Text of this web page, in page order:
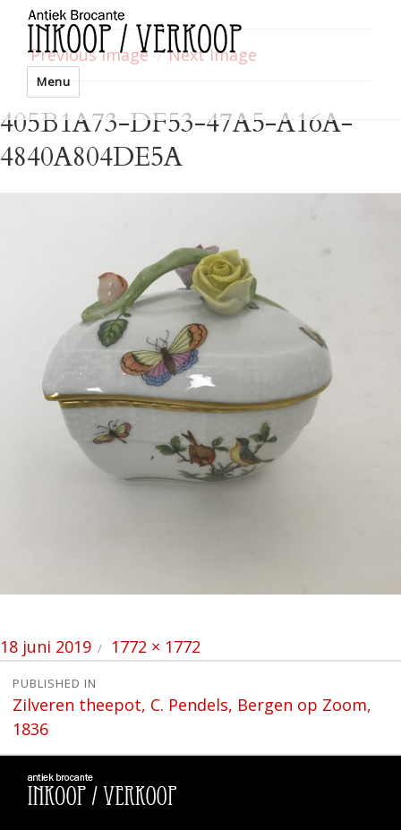
Menu
Previous Image Next Image
405B1A73-DF53-47A5-A16A-
4840A804DE5A
Posted
on
18 juni 2019
Full
size
1772 × 1772
Bericht
navigatie
PUBLISHED IN
Zilveren theepot, C. Pendels, Bergen op Zoom,
1836